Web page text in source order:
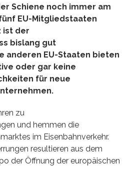
Schiene noch immer am
EU-Mitgliedstaaten
ist der
bislang gut
anderen EU-Staaten bieten
oder gar keine
für neue
zu
und hemmen die
im Eisenbahnverkehr.
resultieren aus dem
der Öffnung der europäischen